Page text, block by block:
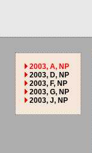
2003, A, NP
2003, D, NP
2003, F, NP
2003, G, NP
2003, J, NP